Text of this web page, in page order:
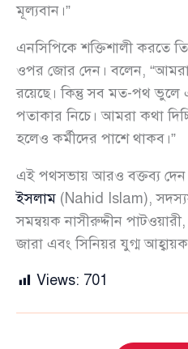
মূল্যবান।”
এনসিপিকে শক্তিশালী করতে
ওপর জোর দেন। বলেন, “আমরা
রয়েছে। কিন্তু সব মত-পথ ভুলে
পতাকার নিচে। আমরা কথা
হলেও কর্মীদের পাশে থাকব।”
এই পথসভায় আরও বক্তব্য
ইসলাম (Nahid Islam),
সমন্বয়ক নাসীরুদ্দীন
জারা এবং সিনিয়র যুগ্ম আহ্বায়ক
Views: 701